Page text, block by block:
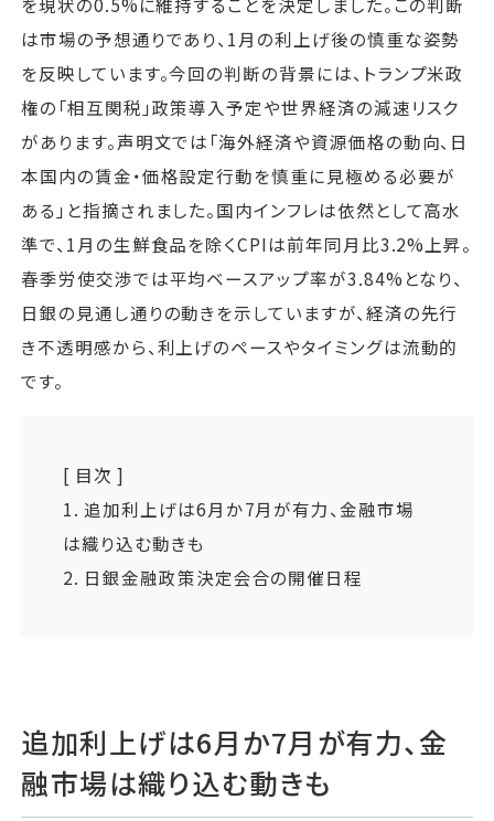
は市場の予想通りであり、1月の利上げ後の慎重な姿勢
を反映しています。今回の判断の背景には、トランプ米政
権の「相互関税」政策導入予定や世界経済の減速リスク
があります。声明文では「海外経済や資源価格の動向、日
本国内の賃金・価格設定行動を慎重に見極める必要が
ある」と指摘されました。国内インフレは依然として高水
準で、1月の生鮮食品を除くCPIは前年同月比3.2%上昇。
春季労使交渉では平均ベースアップ率が3.84%となり、
日銀の見通し通りの動きを示していますが、経済の先行
き不透明感から、利上げのペースやタイミングは流動的
です。
[ 目次 ]
1. 追加利上げは6月か7月が有力、金融市場
は織り込む動きも
2. 日銀金融政策決定会合の開催日程
追加利上げは6月か7月が有力、金
融市場は織り込む動きも